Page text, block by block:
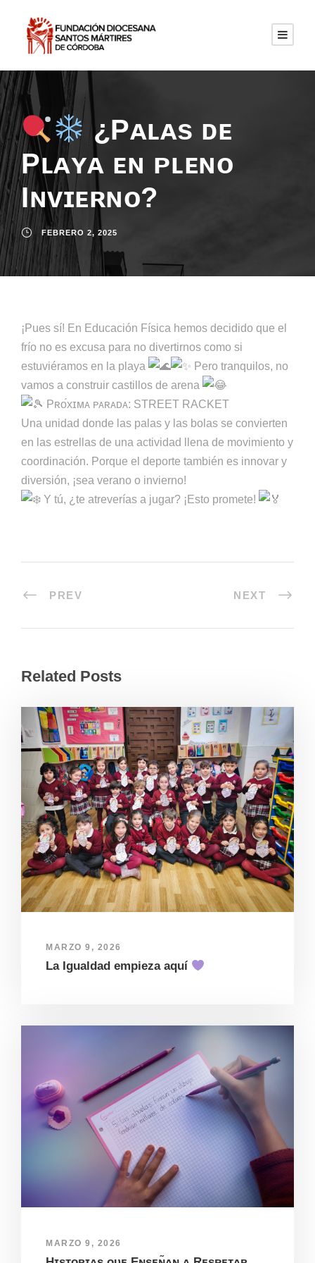
¿Pᴀʟᴀs ᴅᴇ
Pʟᴀʏᴀ ᴇɴ ᴘʟᴇɴᴏ
Iɴᴠɪᴇʀɴᴏ?
FEBRERO 2, 2025
¡Pues sí! En Educación Física hemos decidido que el
frío no es excusa para no divertirnos como si
estuviéramos en la playa
Pero tranquilos, no
vamos a construir castillos de arena
Pʀᴏ́xɪᴍᴀ ᴘᴀʀᴀᴅᴀ: STREET RACKET
Una unidad donde las palas y las bolas se convierten
en las estrellas de una actividad llena de movimiento y
coordinación. Porque el deporte también es innovar y
diversión, ¡sea verano o invierno!
Y tú, ¿te atreverías a jugar? ¡Esto promete!
PREV NEXT
Related Posts
MARZO 9, 2026
La Igualdad empieza aquí
MARZO 9, 2026